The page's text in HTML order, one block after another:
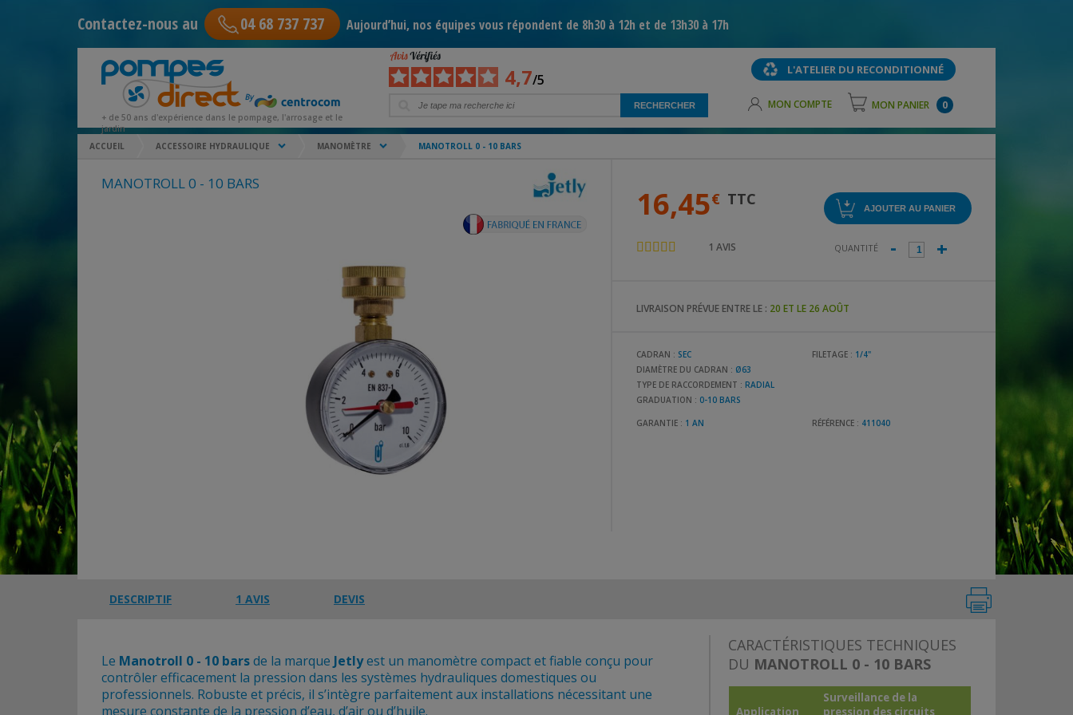
Contactez-nous au 04 68 737 737 Aujourd’hui, nos équipes vous répondent de 8h30 à 12h et de 13h30 à 17h
L'ATELIER DU RECONDITIONNÉ
+ de 50 ans d'expérience dans le pompage, l'arrosage et le
jardin
4,7/5
MON COMPTE MON PANIER 0
MANOTROLL 0 - 10 BARS
16,45€ TTC
QUANTITÉ - +
1 AVIS
LIVRAISON PRÉVUE ENTRE LE : 20 ET LE 26 AOÛT
CADRAN : SEC
DIAMÈTRE DU CADRAN : Ø63
TYPE DE RACCORDEMENT : RADIAL
GRADUATION : 0-10 BARS
FILETAGE : 1/4"
GARANTIE : 1 AN RÉFÉRENCE : 411040
DESCRIPTIF 1 AVIS DEVIS
Le Manotroll 0 - 10 barsde la marque Jetlyest un manomètre compact et fiable conçu pour
contrôler efficacement la pression dans les systèmes hydrauliques domestiques ou
professionnels. Robuste et précis, il s’intègre parfaitement aux installations nécessitant une
mesure constante de la pression d’eau, d’air ou d’huile.
CARACTÉRISTIQUES TECHNIQUES
DU MANOTROLL 0 - 10 BARS
Application
Surveillance de la
pression des circuits
ACCUEIL ACCESSOIRE HYDRAULIQUE MANOMÈTRE MANOTROLL 0 - 10 BARS